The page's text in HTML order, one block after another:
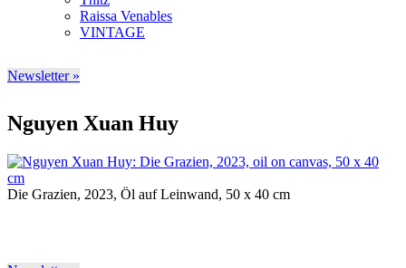
Raissa Venables
VINTAGE
Newsletter »
Nguyen Xuan Huy
Die Grazien, 2023, Öl auf Leinwand, 50 x 40 cm